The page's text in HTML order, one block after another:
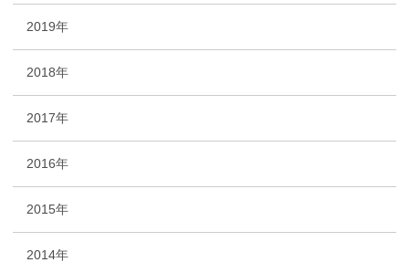
2019年
2018年
2017年
2016年
2015年
2014年